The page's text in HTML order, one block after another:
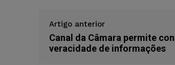
Artigo anterior
Canal da Câmara permite
veracidade de informações